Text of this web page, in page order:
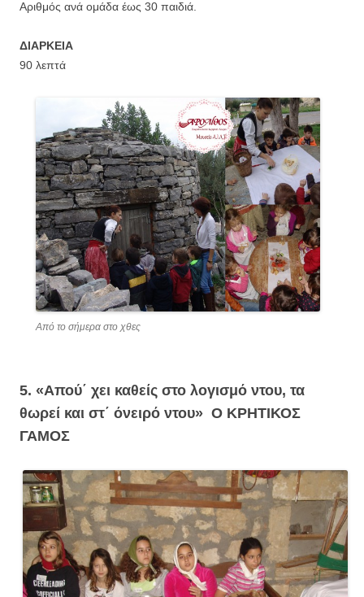
Αριθμός ανά ομάδα έως 30 παιδιά.
ΔΙΑΡΚΕΙΑ
90 λεπτά
Από το σήμερα στο χθες
5. «Απού΄ χει καθείς στο λογισμό ντου, τα
θωρεί και στ΄ όνειρό ντου» Ο ΚΡΗΤΙΚΟΣ
ΓΑΜΟΣ